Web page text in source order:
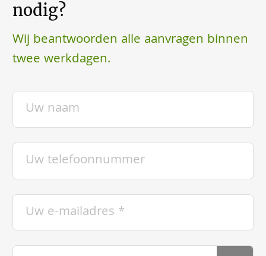
nodig?
Wij beantwoorden alle aanvragen binnen
twee werkdagen.